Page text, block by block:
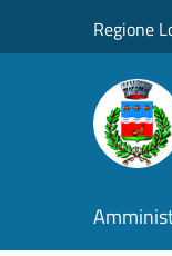
Regione